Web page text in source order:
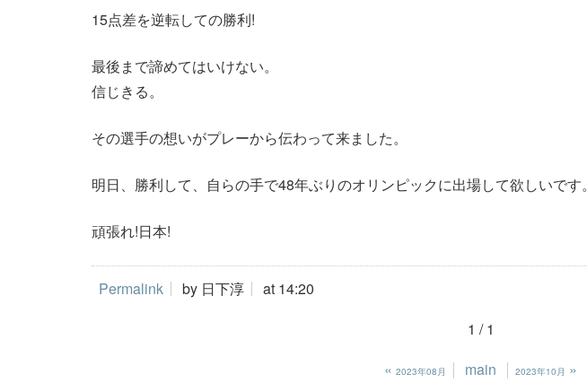
15点差を逆転しての勝利!
最後まで諦めてはいけない。
信じきる。
その選手の想いがプレーから伝わって来ました。
明日、勝利して、自らの手で48年ぶりのオリンピックに出場して欲しいです。
頑張れ!日本!
Permalink by 日下淳
at 14:20
1 / 1
«2023年08月 main 2023年10月 »